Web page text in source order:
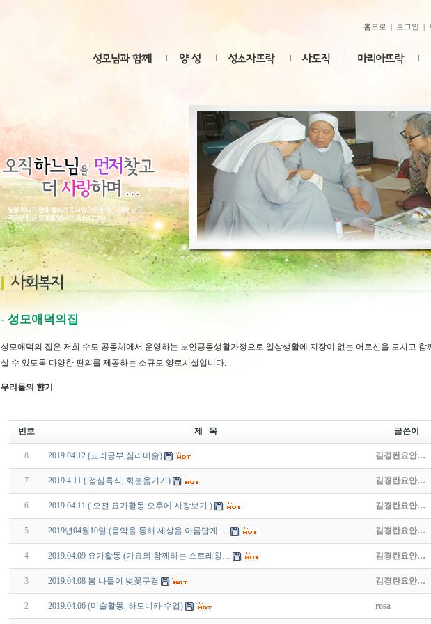
홈으로 | 로그인 |
- 성모애덕의집
성모애덕의 집은 저희 수도 공동체에서 운영하는 노인공동생활가정으로 일상생활에 지장이 없는 어르신을 모시고 함
실 수 있도록 다양한 편의를 제공하는 소규모 양로시설입니다.
우리들의 향기
번호
제 목 글쓴이
8 2019.04.12 (교리공부,심리미술) 김경란요안…
7 2019.4.11 ( 점심특식, 화분옮기기) 김경란요안…
6 2019.04.11 ( 오전 요가활동 오후에 시장보기 ) 김경란요안…
5 2019년04월10일 (음악을 통해 세상을 아름답게 … 김경란요안…
4 2019.04.09 요가활동 (가요와 함께하는 스트레칭… 김경란요안…
3 2019.04.08 봄 나들이 벚꽂구경 김경란요안…
2 2019.04.06 (미술활동, 하모니카 수업) rosa